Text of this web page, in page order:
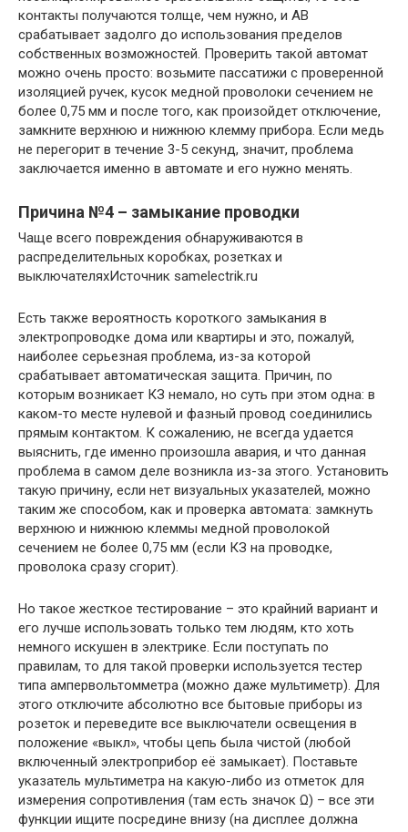
контакты получаются толще, чем нужно, и AB
срабатывает задолго до использования пределов
собственных возможностей. Проверить такой автомат
можно очень просто: возьмите пассатижи с проверенной
изоляцией ручек, кусок медной проволоки сечением не
более 0,75 мм и после того, как произойдет отключение,
замкните верхнюю и нижнюю клемму прибора. Если медь
не перегорит в течение 3-5 секунд, значит, проблема
заключается именно в автомате и его нужно менять.
Причина №4 – замыкание проводки
Чаще всего повреждения обнаруживаются в
распределительных коробках, розетках и
выключателяхИсточник samelectrik.ru
Есть также вероятность короткого замыкания в
электропроводке дома или квартиры и это, пожалуй,
наиболее серьезная проблема, из-за которой
срабатывает автоматическая защита. Причин, по
которым возникает КЗ немало, но суть при этом одна: в
каком-то месте нулевой и фазный провод соединились
прямым контактом. К сожалению, не всегда удается
выяснить, где именно произошла авария, и что данная
проблема в самом деле возникла из-за этого. Установить
такую причину, если нет визуальных указателей, можно
таким же способом, как и проверка автомата: замкнуть
верхнюю и нижнюю клеммы медной проволокой
сечением не более 0,75 мм (если КЗ на проводке,
проволока сразу сгорит).
Но такое жесткое тестирование – это крайний вариант и
его лучше использовать только тем людям, кто хоть
немного искушен в электрике. Если поступать по
правилам, то для такой проверки используется тестер
типа ампервольтомметра (можно даже мультиметр). Для
этого отключите абсолютно все бытовые приборы из
розеток и переведите все выключатели освещения в
положение «выкл», чтобы цепь была чистой (любой
включенный электроприбор её замыкает). Поставьте
указатель мультиметра на какую-либо из отметок для
измерения сопротивления (там есть значок Ω) – все эти
функции ищите посредине внизу (на дисплее должна